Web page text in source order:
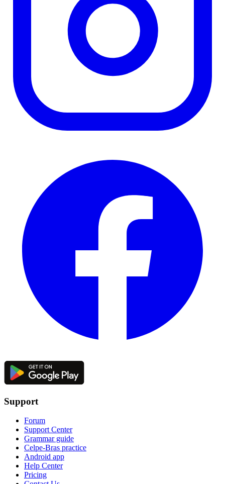
Support
Forum
Support Center
Grammar guide
Celpe-Bras practice
Android app
Help Center
Pricing